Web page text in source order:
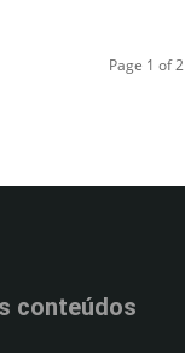
Page 1 of 2
conteúdos